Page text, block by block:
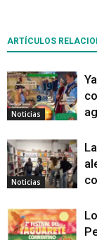
ARTÍCULOS
Noticias
Noticias